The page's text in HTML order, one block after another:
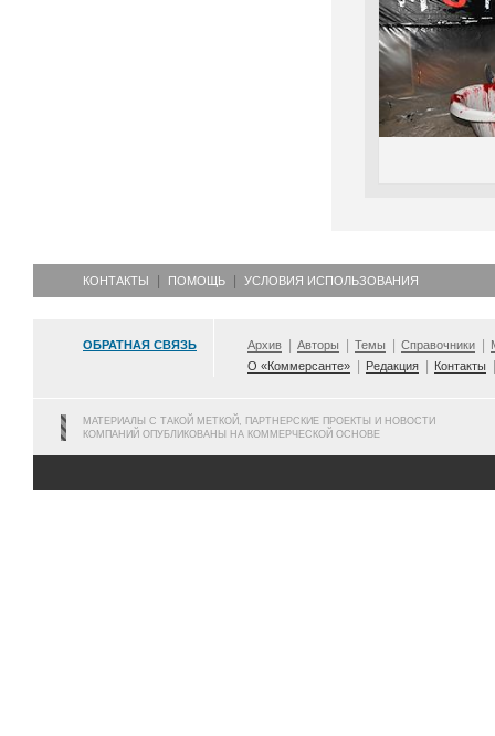
КОНТАКТЫ ПОМОЩЬ УСЛОВИЯ ИСПОЛЬЗОВАНИЯ
ОБРАТНАЯ СВЯЗЬ Архив Авторы Темы Справочники
О «Коммерсанте»
Редакция Контакты
МАТЕРИАЛЫ С ТАКОЙ МЕТКОЙ, ПАРТНЕРСКИЕ ПРОЕКТЫ И НОВОСТИ
КОМПАНИЙ ОПУБЛИКОВАНЫ НА КОММЕРЧЕСКОЙ ОСНОВЕ